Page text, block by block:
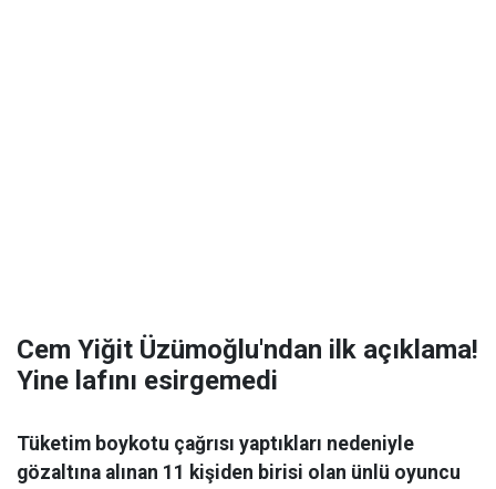
Cem Yiğit Üzümoğlu'ndan ilk açıklama!
Yine lafını esirgemedi
Tüketim boykotu çağrısı yaptıkları nedeniyle
gözaltına alınan 11 kişiden birisi olan ünlü oyuncu